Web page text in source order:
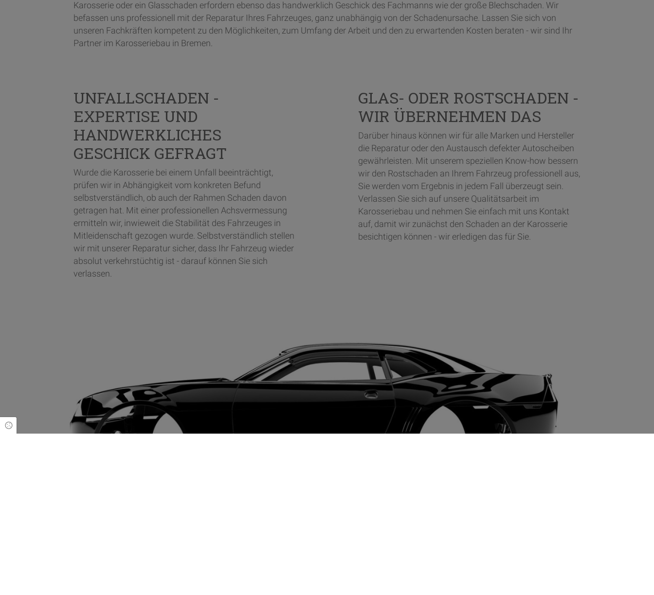
Karosserie oder ein Glasschaden erfordern ebenso das handwerklich Geschick des Fachmanns wie der große Blechschaden. Wir
befassen uns professionell mit der Reparatur Ihres Fahrzeuges, ganz unabhängig von der Schadenursache. Lassen Sie sich von
unseren Fachkräften kompetent zu den Möglichkeiten, zum Umfang der Arbeit und den zu erwartenden Kosten beraten - wir sind Ihr
Partner im Karosseriebau in Bremen.
UNFALLSCHADEN -
EXPERTISE UND
HANDWERKLICHES
GESCHICK GEFRAGT
Wurde die Karosserie bei einem Unfall beeinträchtigt,
prüfen wir in Abhängigkeit vom konkreten Befund
selbstverständlich, ob auch der Rahmen Schaden davon
getragen hat. Mit einer professionellen Achsvermessung
ermitteln wir, inwieweit die Stabilität des Fahrzeuges in
Mitleidenschaft gezogen wurde. Selbstverständlich stellen
wir mit unserer Reparatur sicher, dass Ihr Fahrzeug wieder
absolut verkehrstüchtig ist - darauf können Sie sich
verlassen.
GLAS- ODER ROSTSCHADEN -
WIR ÜBERNEHMEN DAS
Darüber hinaus können wir für alle Marken und Hersteller
die Reparatur oder den Austausch defekter Autoscheiben
gewährleisten. Mit unserem speziellen Know-how bessern
wir den Rostschaden an Ihrem Fahrzeug professionell aus,
Sie werden vom Ergebnis in jedem Fall überzeugt sein.
Verlassen Sie sich auf unsere Qualitätsarbeit im
Karosseriebau und nehmen Sie einfach mit uns Kontakt
auf, damit wir zunächst den Schaden an der Karosserie
besichtigen können - wir erledigen das für Sie.
Cookie Einstellungen